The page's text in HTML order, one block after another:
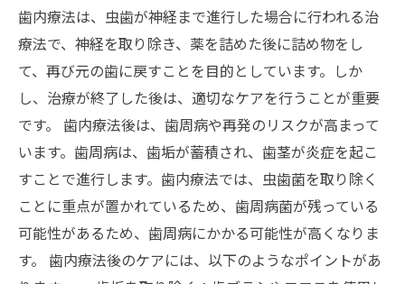
歯内療法は、虫歯が神経まで進行した場合に行われる治
療法で、神経を取り除き、薬を詰めた後に詰め物をし
て、再び元の歯に戻すことを目的としています。しか
し、治療が終了した後は、適切なケアを行うことが重要
です。 歯内療法後は、歯周病や再発のリスクが高まって
います。歯周病は、歯垢が蓄積され、歯茎が炎症を起こ
すことで進行します。歯内療法では、虫歯菌を取り除く
ことに重点が置かれているため、歯周病菌が残っている
可能性があるため、歯周病にかかる可能性が高くなりま
す。 歯内療法後のケアには、以下のようなポイントがあ